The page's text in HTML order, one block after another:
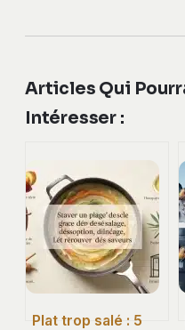
Articles Qui
Intéresser :
Plat trop salé : 5